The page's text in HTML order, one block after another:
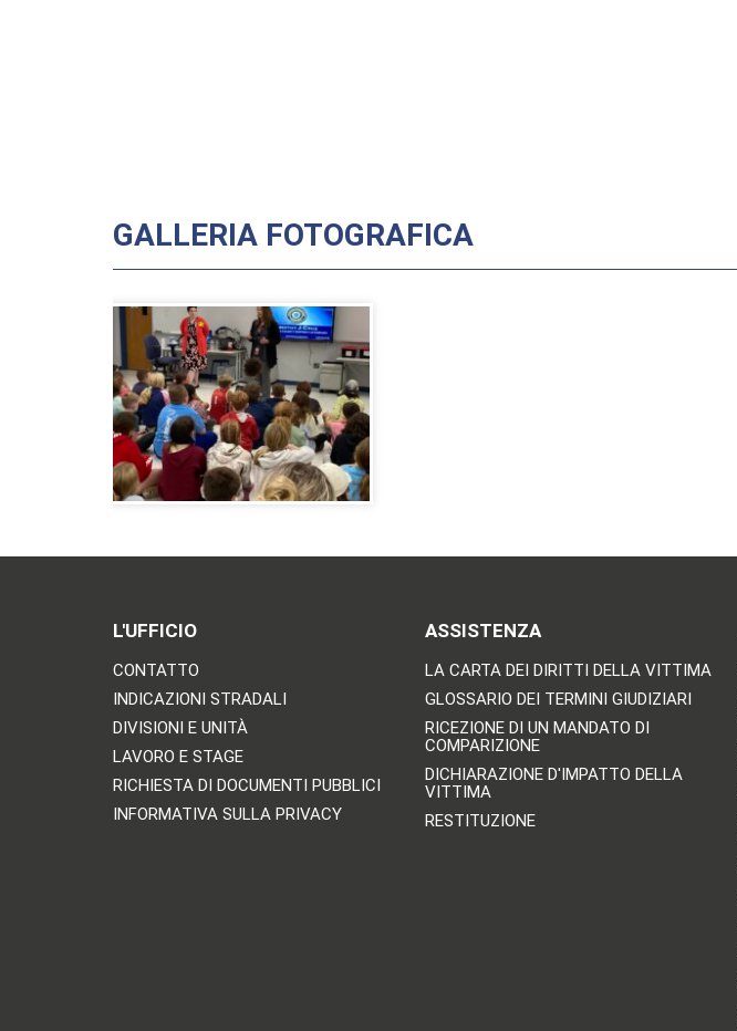
GALLERIA FOTOGRAFICA
L'UFFICIO
CONTATTO
INDICAZIONI STRADALI
DIVISIONI E UNITÀ
LAVORO E STAGE
RICHIESTA DI DOCUMENTI PUBBLICI
INFORMATIVA SULLA PRIVACY
ASSISTENZA
LA CARTA DEI DIRITTI DELLA VITTIMA
GLOSSARIO DEI TERMINI GIUDIZIARI
RICEZIONE DI UN MANDATO DI
COMPARIZIONE
DICHIARAZIONE D'IMPATTO DELLA
VITTIMA
RESTITUZIONE